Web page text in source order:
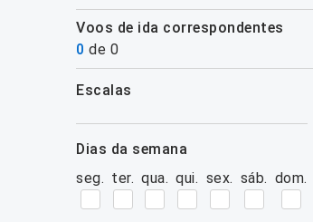
Voos de ida correspondentes
0 de 0
escalas
dias da semana
seg. ter. qua. qui. sex. sáb. dom.
esta semana (ainda). Utilize o formulário de